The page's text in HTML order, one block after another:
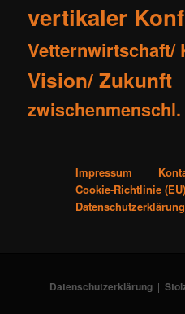
vertikaler
Vetternwirtschaft/
Vision/ Zukunft
Impressum
Cookie-Richtlinie (EU)
Datenschutzerklärung
Datenschutzerklärung